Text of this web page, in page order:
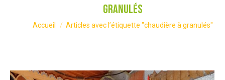
granulés
Vous êtes ici :
Accueil Articles avec l’étiquette "chaudière à granulés"